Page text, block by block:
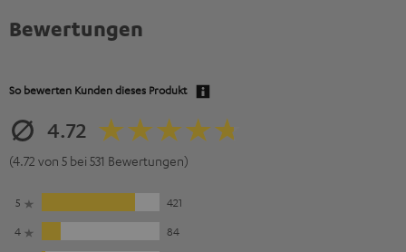
Bewertungen
So bewerten Kunden dieses Produkt
4.72
(4.72 von 5 bei 531 Bewertungen)
5
421
4
84